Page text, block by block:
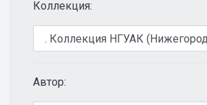
Коллекция:
Автор: